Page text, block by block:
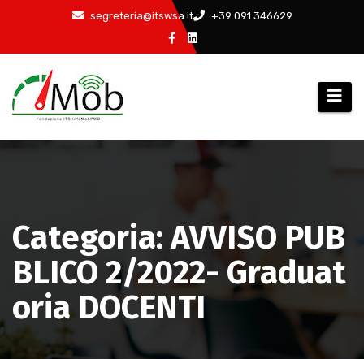
contenuto
segreteria@itswsa.it +39 091 346629
Categoria: AVVISO PUB
BLICO 2/2022- Graduat
oria DOCENTI